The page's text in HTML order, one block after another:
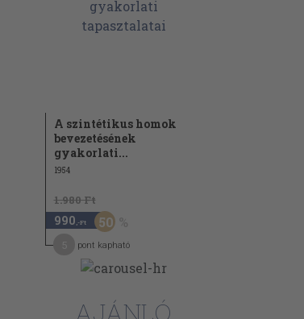
A szintétikus homok
bevezetésének
gyakorlati...
1954
1.980 Ft
990 ,-Ft 50
pont kapható
AJÁNLÓ